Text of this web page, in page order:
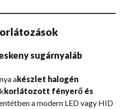
sugárnyaláb
akészlet halogén
korlátozott fényerő és
a modern LED vagy HID